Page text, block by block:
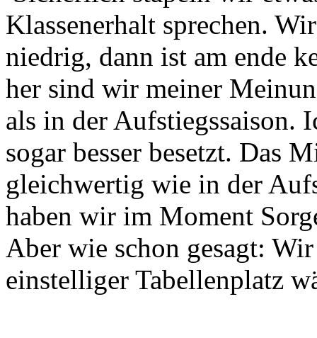
Klassenerhalt sprechen.
niedrig, dann ist am ende
her sind wir meiner
als in der Aufstiegssaison.
sogar besser besetzt. Das
gleichwertig wie in der
haben wir im Moment
Aber wie schon gesagt:
einstelliger Tabellenplatz